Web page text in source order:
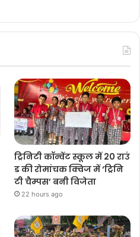
ट्रिनिटी कॉन्वेंट स्कूल में 20 राउं
ड की रोमांचक क्विज में ‘ट्रिनि
टी चैम्पस’ बनी विजेता
22 hours ago